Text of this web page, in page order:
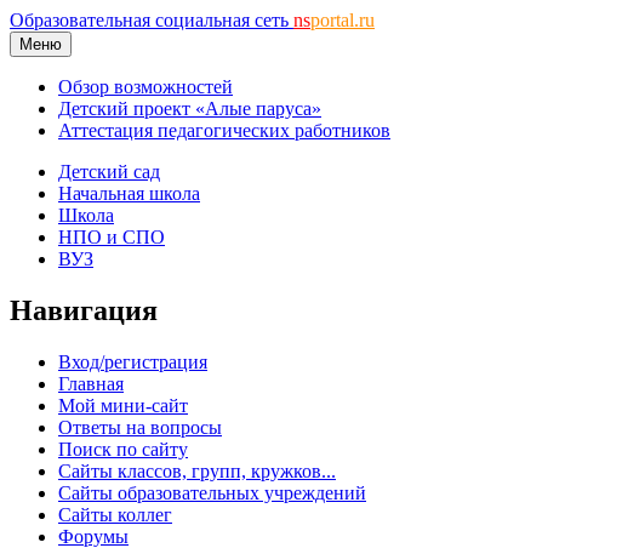
Образовательная социальная сеть nsportal.ru
Меню
Обзор возможностей
Детский проект «Алые паруса»
Аттестация педагогических работников
Детский сад
Начальная школа
Школа
НПО и СПО
ВУЗ
Навигация
Вход/регистрация
Главная
Мой мини-сайт
Ответы на вопросы
Поиск по сайту
Сайты классов, групп, кружков...
Сайты образовательных учреждений
Сайты коллег
Форумы